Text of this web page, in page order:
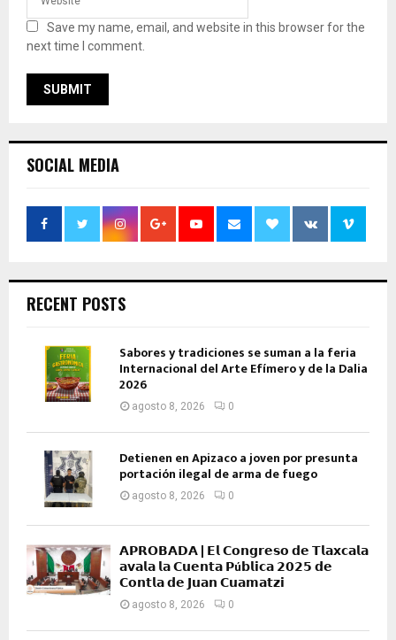
Save my name, email, and website in this browser for the
next time I comment.
SOCIAL MEDIA
RECENT POSTS
Sabores y tradiciones se suman a la feria
Internacional del Arte Efímero y de la Dalia
2026
agosto 8, 2026 0
Detienen en Apizaco a joven por presunta
portación ilegal de arma de fuego
agosto 8, 2026 0
𝗔𝗣𝗥𝗢𝗕𝗔𝗗𝗔 | 𝗘𝗹 𝗖𝗼𝗻𝗴𝗿𝗲𝘀𝗼 𝗱𝗲 𝗧𝗹𝗮𝘅𝗰𝗮𝗹𝗮
𝗮𝘃𝗮𝗹𝗮 𝗹𝗮 𝗖𝘂𝗲𝗻𝘁𝗮 𝗣ú𝗯𝗹𝗶𝗰𝗮 𝟮𝟬𝟮𝟱 𝗱𝗲
𝗖𝗼𝗻𝘁𝗹𝗮 𝗱𝗲 𝗝𝘂𝗮𝗻 𝗖𝘂𝗮𝗺𝗮𝘁𝘇𝗶
agosto 8, 2026 0